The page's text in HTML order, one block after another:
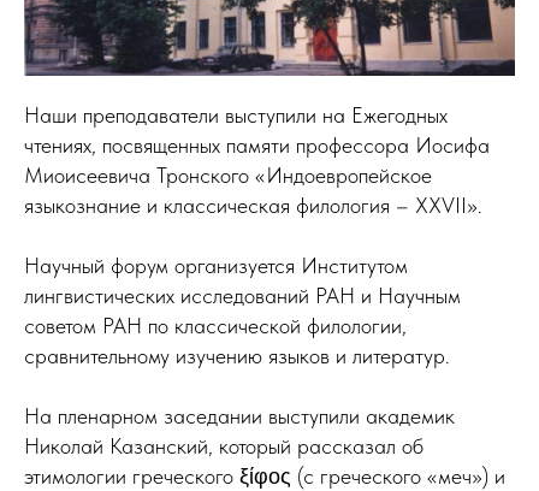
Наши преподаватели выступили на Ежегодных
чтениях, посвященных памяти профессора Иосифа
Миоисеевича Тронского «Индоевропейское
языкознание и классическая филология – XXVII».
Научный форум организуется Институтом
лингвистических исследований РАН и Научным
советом РАН по классической филологии,
сравнительному изучению языков и литератур.
На пленарном заседании выступили академик
Николай Казанский, который рассказал об
этимологии греческого ξίφος (с греческого «меч») и